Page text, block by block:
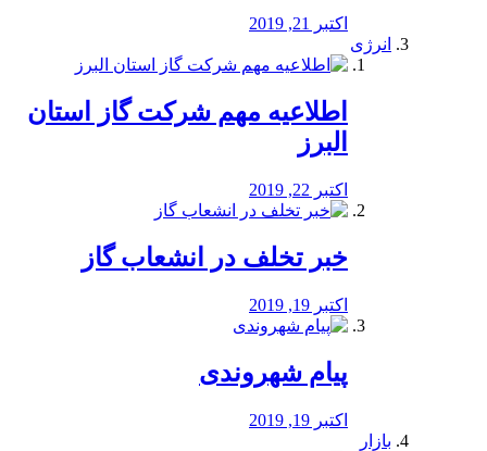
اکتبر 21, 2019
انرژی
️اطلاعیه مهم شرکت گاز استان
البرز
اکتبر 22, 2019
خبر تخلف در انشعاب گاز
اکتبر 19, 2019
پیام شهروندی
اکتبر 19, 2019
بازار